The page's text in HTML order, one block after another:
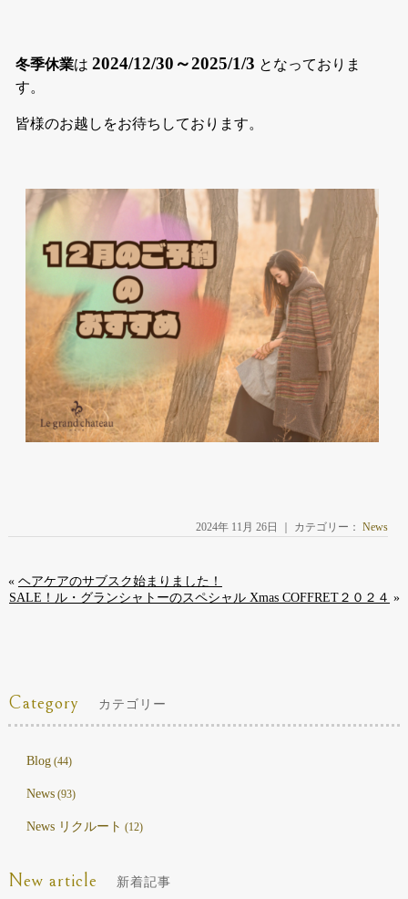
冬季休業は2024/12/30～2025/1/3 となっておりま
す。
皆様のお越しをお待ちしております。
2024年 11月 26日 ｜ カテゴリー：News
« ヘアケアのサブスク始まりました！
SALE！ル・グランシャトーのスペシャル Xmas COFFRET２０２４ »
Category カテゴリー
Blog(44)
News(93)
News リクルート (12)
New article 新着記事